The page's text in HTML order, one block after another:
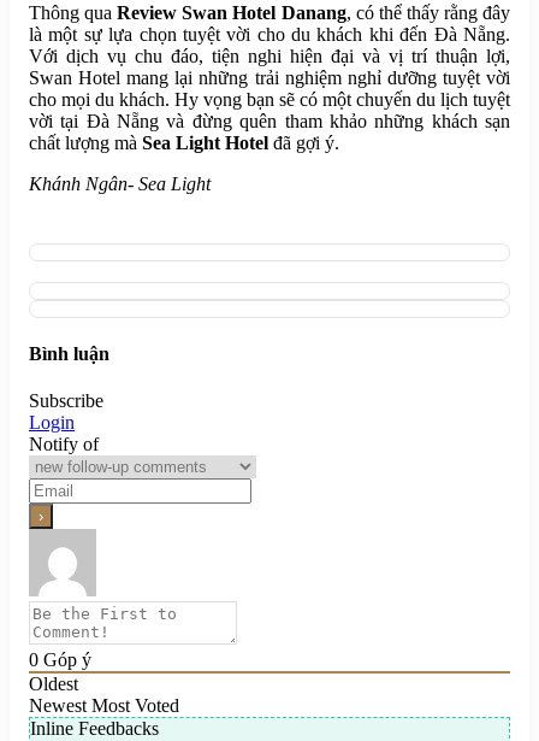
Thông quaReview Swan Hotel Danang, có thể thấy rằng đây
là một sự lựa chọn tuyệt vời cho du khách khi đến Đà Nẵng.
Với dịch vụ chu đáo, tiện nghi hiện đại và vị trí thuận lợi,
Swan Hotel mang lại những trải nghiệm nghỉ dưỡng tuyệt vời
cho mọi du khách. Hy vọng bạn sẽ có một chuyến du lịch tuyệt
vời tại Đà Nẵng và đừng quên tham khảo những khách sạn
chất lượng mà Sea Light Hotel đã gợi ý.
Khánh Ngân- Sea Light
Bình luận
Subscribe
Login
Notify of
0 Góp ý
Oldest
Newest Most Voted
Inline Feedbacks